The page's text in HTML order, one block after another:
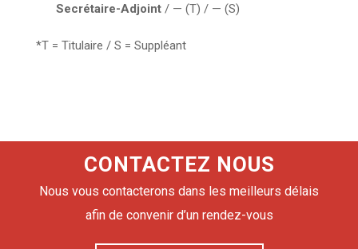
Secrétaire-Adjoint / — (T) / — (S)
*T = Titulaire / S = Suppléant
CONTACTEZ NOUS
Nous vous contacterons dans les meilleurs délais
afin de convenir d’un rendez-vous